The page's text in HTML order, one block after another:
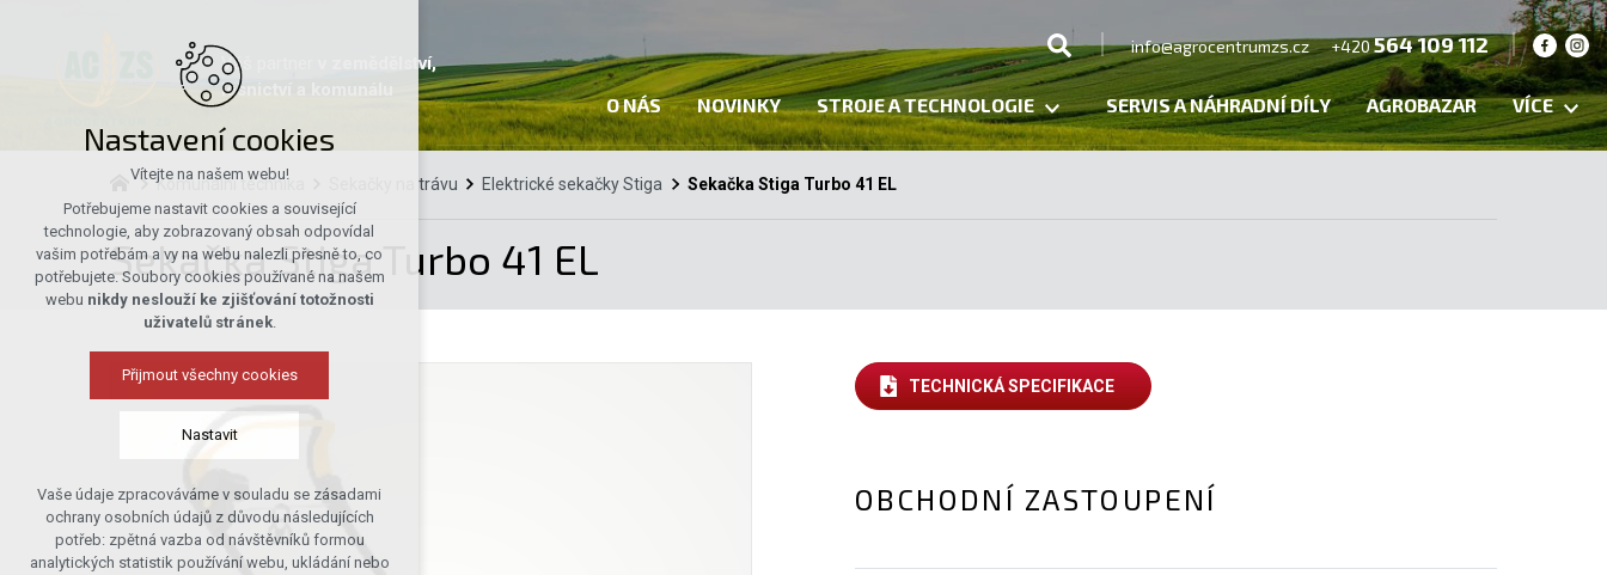
Váš partner
v zemědělství,
lesnictví a komunálu
info@agrocentrumzs.cz +420564 109 112
O NÁS NOVINKY STROJE A TECHNOLOGIE SERVIS A NÁHRADNÍ DÍLY AGROBAZAR VÍCE
Komunální technika Sekačky na trávu Elektrické sekačky Stiga Sekačka Stiga Turbo 41 EL
Sekačka Stiga Turbo 41 EL
TECHNICKÁ SPECIFIKACE
OBCHODNÍ ZASTOUPENÍ
Nastavení cookies
Vítejte na našem webu!
Potřebujeme nastavit cookies a související
technologie, aby zobrazovaný obsah odpovídal
vašim potřebám a vy na webu nalezli přesně to, co
potřebujete. Soubory cookies používané na našem
webu nikdy neslouží ke zjišťování totožnosti
uživatelů stránek.
Přijmout všechny cookies
Nastavit
Technická cookies
nutná pro provozování webu
udržení kontextu stránek (session):
Vaše údaje zpracováváme v souladu se zásadami
ochrany osobních údajů z důvodu následujících
potřeb: zpětná vazba od návštěvníků formou
analytických statistik používání webu, ukládání nebo